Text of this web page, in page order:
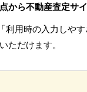
から不動産査定サ
用時の入力しや
ただけます。